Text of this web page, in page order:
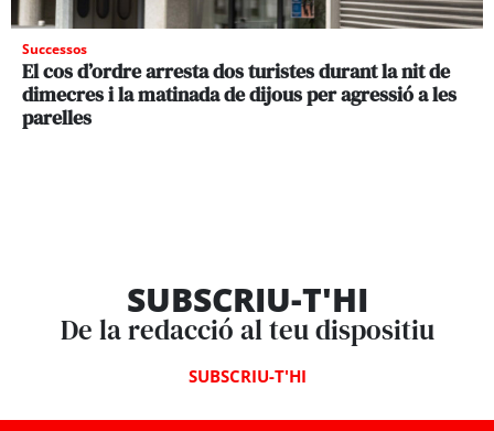
Successos
El cos d’ordre arresta dos turistes durant la nit de
dimecres i la matinada de dijous per agressió a les
parelles
SUBSCRIU-T'HI
De la redacció al teu dispositiu
SUBSCRIU-T'HI